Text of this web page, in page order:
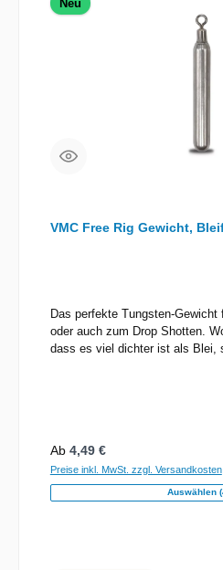
Neu
VMC Free Rig Gewicht,
Das perfekte Tungsten-
oder auch zum Drop Shotten.
dass es viel dichter ist als Blei,
Regulärer Preis:
Ab 4,49 €
Preise inkl. MwSt. zzgl. Versandkosten
Auswählen